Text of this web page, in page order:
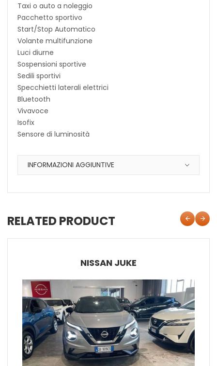
Taxi o auto a noleggio
Pacchetto sportivo
Start/Stop Automatico
Volante multifunzione
Luci diurne
Sospensioni sportive
Sedili sportivi
Specchietti laterali elettrici
Bluetooth
Vivavoce
Isofix
Sensore di luminosità
INFORMAZIONI AGGIUNTIVE
RELATED PRODUCT
NISSAN JUKE